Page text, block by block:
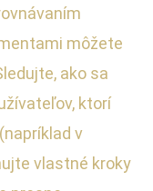
môžete
ako sa
ktorí
v
vlastné kroky